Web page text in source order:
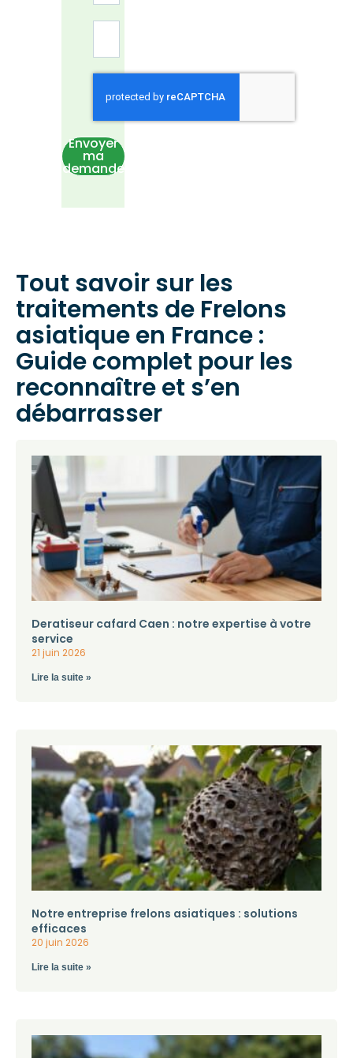
Envoyer
ma
demande
Tout savoir sur les
traitements de Frelons
asiatique en France :
Guide complet pour les
reconnaître et s’en
débarrasser
Deratiseur cafard Caen : notre expertise à votre
service
21 juin 2026
Lire la suite »
Notre entreprise frelons asiatiques : solutions
efficaces
20 juin 2026
Lire la suite »